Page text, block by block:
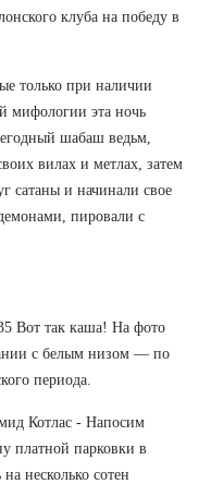
клуба на победу в
только при наличии
мифологии эта ночь
шабаш ведьм,
вилах и метлах, затем
сатаны и начинали свое
пировали с
Вот так каша! На фото
с белым низом — по
периода.
Котлас - Напосим
платной парковки в
несколько сотен